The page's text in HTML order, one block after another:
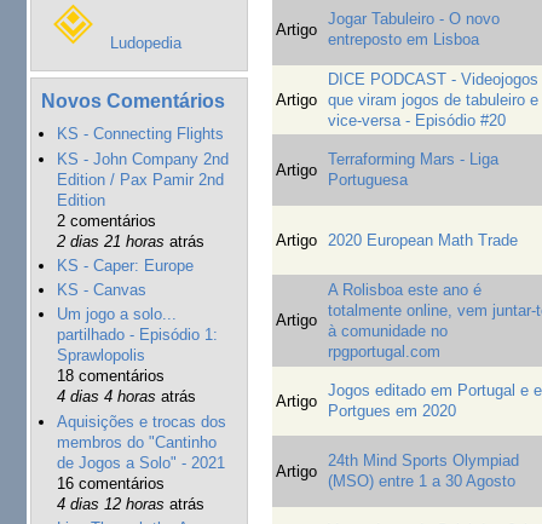
Ludopedia
Novos Comentários
KS - Connecting Flights
KS - John Company 2nd
Edition / Pax Pamir 2nd
Edition
2 comentários
2 dias 21 horas atrás
KS - Caper: Europe
KS - Canvas
Um jogo a solo...
partilhado - Episódio 1:
Sprawlopolis
18 comentários
4 dias 4 horas atrás
Aquisições e trocas dos
membros do "Cantinho
de Jogos a Solo" - 2021
16 comentários
4 dias 12 horas atrás
Artigo
Jogar Tabuleiro - O novo
entreposto em Lisboa
Artigo
DICE PODCAST - Videojogos
que viram jogos de tabuleiro e
vice-versa - Episódio #20
Artigo
Terraforming Mars - Liga
Portuguesa
Artigo 2020 European Math Trade
Artigo
A Rolisboa este ano é
totalmente online, vem juntar-
à comunidade no
rpgportugal.com
Artigo
Jogos editado em Portugal e
Portgues em 2020
Artigo
24th Mind Sports Olympiad
(MSO) entre 1 a 30 Agosto